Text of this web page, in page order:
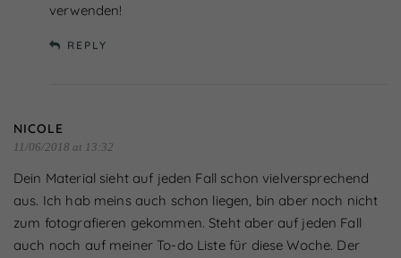
verwenden!
REPLY
NICOLE
11/06/2018 at 13:32
Dein Material sieht auf jeden Fall schon vielversprechend
aus. Ich hab meins auch schon liegen, bin aber noch nicht
zum fotografieren gekommen. Steht aber auf jeden Fall
auch noch auf meiner To-do Liste für diese Woche. Der